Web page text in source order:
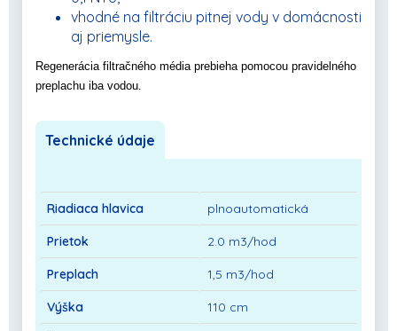
vhodné na filtráciu pitnej vody v domácnosti
aj priemysle.
Regenerácia filtračného média prebieha pomocou pravidelného
preplachu iba vodou.
Technické údaje
Riadiaca hlavica plnoautomatická
Prietok 2.0 m3/hod
Preplach 1,5 m3/hod
Výška 110 cm